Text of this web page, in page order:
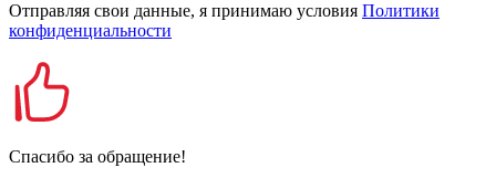
Отправляя свои данные, я принимаю условия Политики
конфиденциальности
Спасибо за обращение!